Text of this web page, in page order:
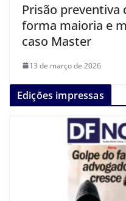
Prisão preventiva
forma maioria e
caso Master
13 de março de 2026
Edições impressas